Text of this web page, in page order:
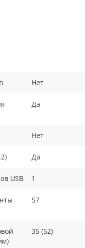
Нет
Да
Нет
Да
USB 1
57
35 (52)